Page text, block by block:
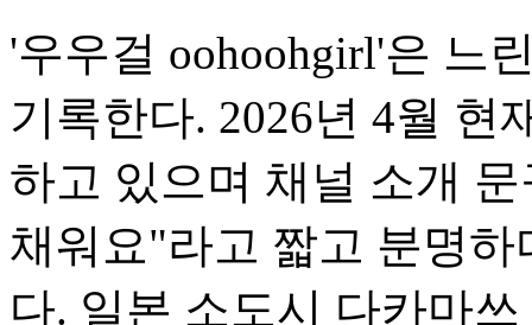
'우우걸 oohoohgirl'은 느
기록한다. 2026년 4월 현
하고 있으며 채널 소개
채워요"라고 짧고 분명
다. 일본 소도시 다카마